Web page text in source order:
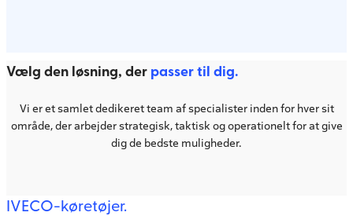
Vælg den løsning, derpasser til dig.
Vi er et samlet dedikeret team af specialister inden for hver sit
område, der arbejder strategisk, taktisk og operationelt for at give
dig de bedste muligheder.
IVECO-køretøjer.